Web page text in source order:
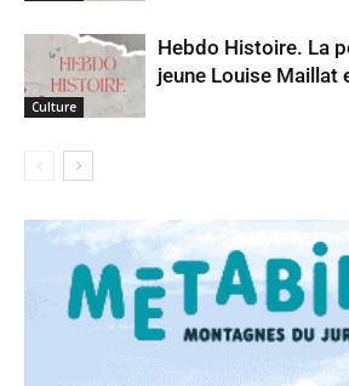
Culture
Hebdo Histoire. La
jeune Louise Maillat